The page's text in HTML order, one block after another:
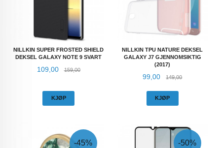
NILLKIN SUPER FROSTED SHIELD
DEKSEL GALAXY NOTE 9 SVART
Tilbud
109,00 159,00Rabatt
KJØP
NILLKIN TPU NATURE DEKSEL
GALAXY J7 GJENNOMSIKTIG
(2017)
Tilbud
99,00 149,00Rabatt
KJØP
-45% -50%